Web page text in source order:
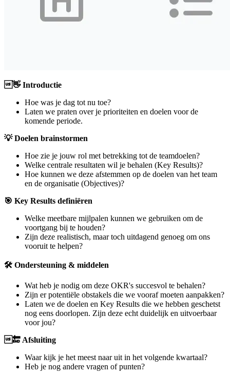
👋 Introductie
Hoe was je dag tot nu toe?
Laten we praten over je prioriteiten en doelen voor de
komende periode.
💡 Doelen brainstormen
Hoe zie je jouw rol met betrekking tot de teamdoelen?
Welke centrale resultaten wil je behalen (Key Results)?
Hoe kunnen we deze afstemmen op de doelen van het team
en de organisatie (Objectives)?
🎯 Key Results definiëren
Welke meetbare mijlpalen kunnen we gebruiken om de
voortgang bij te houden?
Zijn deze realistisch, maar toch uitdagend genoeg om ons
vooruit te helpen?
🛠️ Ondersteuning & middelen
Wat heb je nodig om deze OKR's succesvol te behalen?
Zijn er potentiële obstakels die we vooraf moeten aanpakken?
Laten we de doelen en Key Results die we hebben geschetst
nog eens doorlopen. Zijn deze echt duidelijk en uitvoerbaar
voor jou?
🔚 Afsluiting
Waar kijk je het meest naar uit in het volgende kwartaal?
Heb je nog andere vragen of punten?